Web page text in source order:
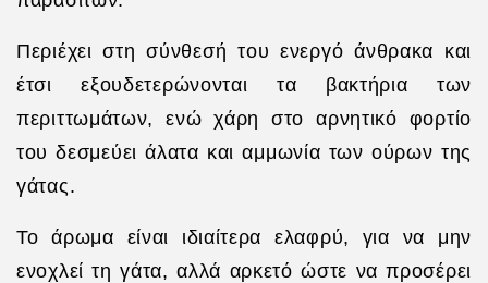
Περιέχει στη σύνθεσή του ενεργό άνθρακα και
έτσι εξουδετερώνονται τα βακτήρια των
περιττωμάτων, ενώ χάρη στο αρνητικό φορτίο
του δεσμεύει άλατα και αμμωνία των ούρων της
γάτας.
Το άρωμα είναι ιδιαίτερα ελαφρύ, για να μην
ενοχλεί τη γάτα, αλλά αρκετό ώστε να προσέρει